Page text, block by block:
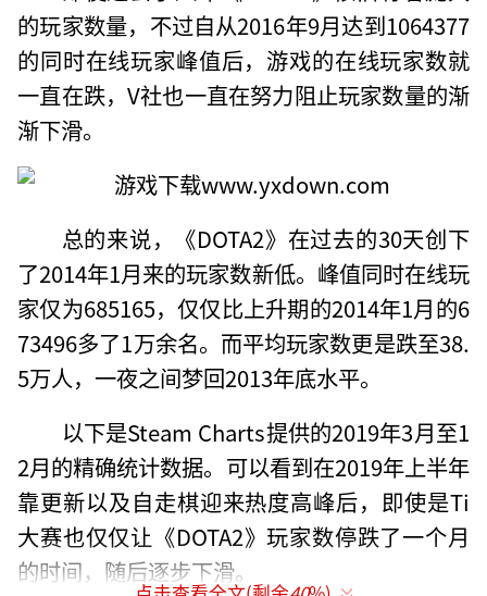
的玩家数量，不过自从2016年9月达到1064377
的同时在线玩家峰值后，游戏的在线玩家数就
一直在跌，V社也一直在努力阻止玩家数量的渐
渐下滑。
总的来说，《DOTA2》在过去的30天创下
了2014年1月来的玩家数新低。峰值同时在线玩
家仅为685165，仅仅比上升期的2014年1月的6
73496多了1万余名。而平均玩家数更是跌至38.
5万人，一夜之间梦回2013年底水平。
以下是Steam Charts提供的2019年3月至1
2月的精确统计数据。可以看到在2019年上半年
靠更新以及自走棋迎来热度高峰后，即使是Ti
大赛也仅仅让《DOTA2》玩家数停跌了一个月
的时间，随后逐步下滑。